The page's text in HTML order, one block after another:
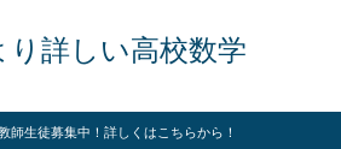
り詳しい高校数学
師生徒募集中！詳しくはこちらから！